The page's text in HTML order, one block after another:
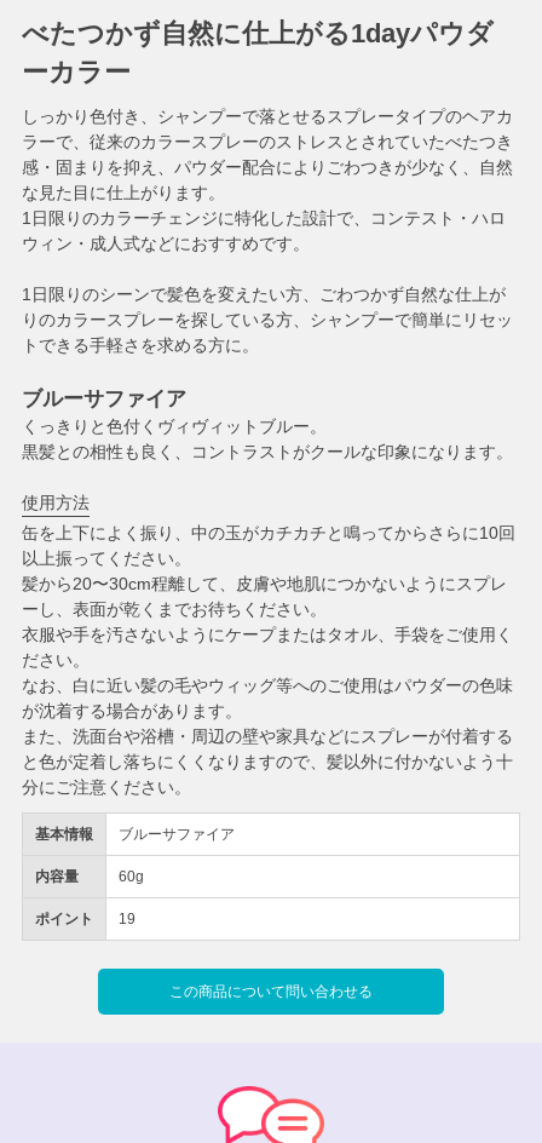
基本情報 ブルーサファイア
内容量 60g
ポイント 19
この商品について問い合わせる
べたつかず自然に仕上がる1dayパウダ
ーカラー
しっかり色付き、シャンプーで落とせるスプレータイプのヘアカ
ラーで、従来のカラースプレーのストレスとされていたべたつき
感・固まりを抑え、パウダー配合によりごわつきが少なく、自然
な見た目に仕上がります。
1日限りのカラーチェンジに特化した設計で、コンテスト・ハロ
ウィン・成人式などにおすすめです。
1日限りのシーンで髪色を変えたい方、ごわつかず自然な仕上が
りのカラースプレーを探している方、シャンプーで簡単にリセッ
トできる手軽さを求める方に。
ブルーサファイア
くっきりと色付くヴィヴィットブルー。
黒髪との相性も良く、コントラストがクールな印象になります。
使用方法
缶を上下によく振り、中の玉がカチカチと鳴ってからさらに10回
以上振ってください。
髪から20〜30cm程離して、皮膚や地肌につかないようにスプレ
ーし、表面が乾くまでお待ちください。
衣服や手を汚さないようにケープまたはタオル、手袋をご使用く
ださい。
なお、白に近い髪の毛やウィッグ等へのご使用はパウダーの色味
が沈着する場合があります。
また、洗面台や浴槽・周辺の壁や家具などにスプレーが付着する
と色が定着し落ちにくくなりますので、髪以外に付かないよう十
分にご注意ください。